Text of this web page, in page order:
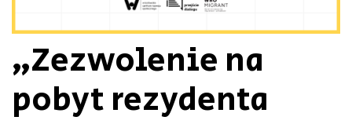
„Zezwolenie na
pobyt rezydenta